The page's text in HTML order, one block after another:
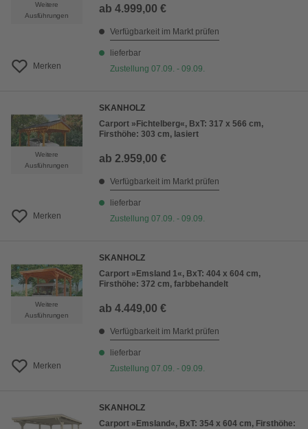
Weitere
Ausführungen
Merken
ab 4.999,00 €
Verfügbarkeit im Markt prüfen
lieferbar
Zustellung 07.09. - 09.09.
Weitere
Ausführungen
Merken
SKANHOLZ
Carport »Fichtelberg«, BxT: 317 x 566 cm,
Firsthöhe: 303 cm, lasiert
ab 2.959,00 €
Verfügbarkeit im Markt prüfen
lieferbar
Zustellung 07.09. - 09.09.
Weitere
Ausführungen
Merken
SKANHOLZ
Carport »Emsland 1«, BxT: 404 x 604 cm,
Firsthöhe: 372 cm, farbbehandelt
ab 4.449,00 €
Verfügbarkeit im Markt prüfen
lieferbar
Zustellung 07.09. - 09.09.
SKANHOLZ
Carport »Emsland«, BxT: 354 x 604 cm, Firsthöhe: